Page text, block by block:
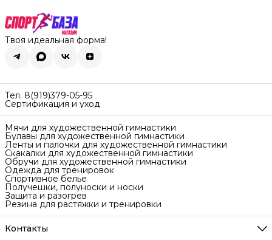
Твоя идеальная форма!
Тел. 8(919)379-05-95
Сертификация и уход
Мячи для художественной гимнастики
Булавы для художественной гимнастики
Ленты и палочки для художественной гимнастики
Скакалки для художественной гимнастики
Обручи для художественной гимнастики
Одежда для тренировок
Спортивное белье
Получешки, полуноски и носки
Защита и разогрев
Резина для растяжки и тренировки
Контакты